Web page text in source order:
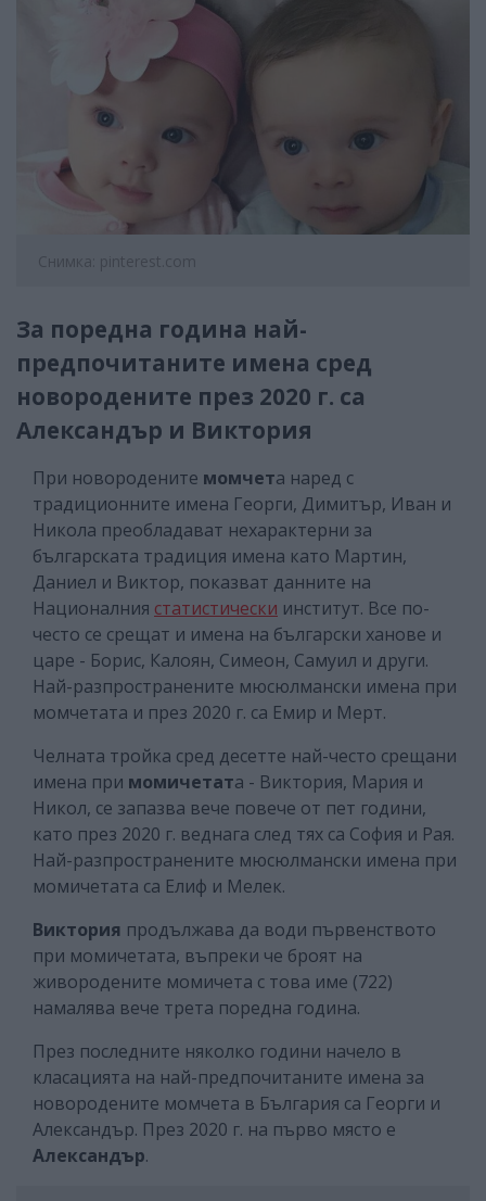
Снимка: pinterest.com
За поредна година най-
предпочитаните имена сред
новородените през 2020 г. са
Александър и Виктория
При новородените момчета наред с
традиционните имена Георги, Димитър, Иван и
Никола преобладават нехарактерни за
българската традиция имена като Мартин,
Даниел и Виктор, показват данните на
Националния статистически институт. Все по-
често се срещат и имена на български ханове и
царе - Борис, Калоян, Симеон, Самуил и други.
Най-разпространените мюсюлмански имена при
момчетата и през 2020 г. са Емир и Мерт.
Челната тройка сред десетте най-често срещани
имена при момичетата - Виктория, Мария и
Никол, се запазва вече повече от пет години,
като през 2020 г. веднага след тях са София и Рая.
Най-разпространените мюсюлмански имена при
момичетата са Елиф и Мелек.
Виктория продължава да води първенството
при момичетата, въпреки че броят на
живородените момичета с това име (722)
намалява вече трета поредна година.
През последните няколко години начело в
класацията на най-предпочитаните имена за
новородените момчета в България са Георги и
Александър. През 2020 г. на първо място е
Александър.